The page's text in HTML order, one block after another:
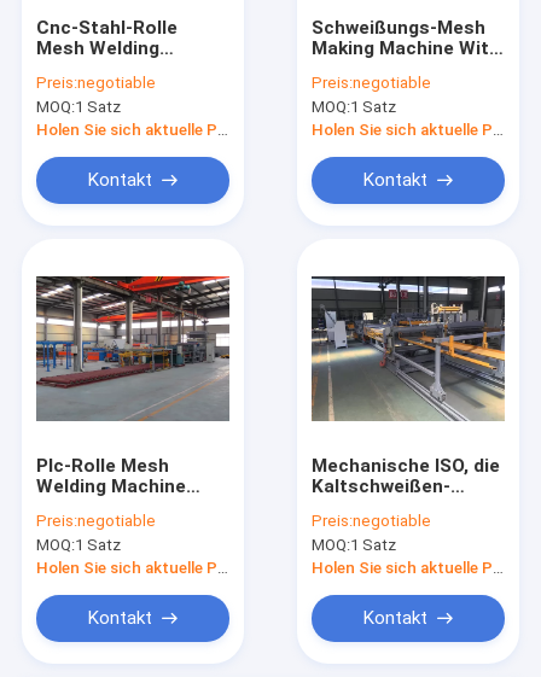
Cnc-Stahl-Rolle
Mesh Welding
Preis:negotiable
MOQ:1 Satz
Kontakt
Schweißungs-Mesh
Making Machine With
Autos 220V
Preis:negotiable
MOQ:1 Satz
Kontakt
Plc-Rolle Mesh
Welding Machine
Stahldraht mit
Rippen
Preis:negotiable
MOQ:1 Satz
Holen Sie sich aktuelle Preis
Kontakt
Mechanische ISO, die
Kaltschweißen-
Stahlvollautomatisches
rollt
Preis:negotiable
MOQ:1 Satz
Holen Sie sich aktuelle Preis
Kontakt